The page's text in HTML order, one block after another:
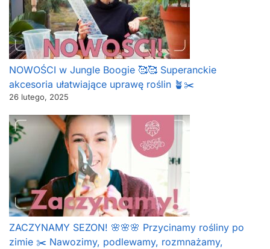
NOWOŚCI w Jungle Boogie 🥰🥰 Superanckie
akcesoria ułatwiające uprawę roślin 🪴✂️
26 lutego, 2025
ZACZYNAMY SEZON! 🌸🌸🌸 Przycinamy rośliny po
zimie ✂️ Nawozimy, podlewamy, rozmnażamy,